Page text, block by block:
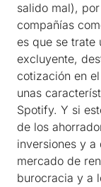
salido mal),
compañías
es que se trate
excluyente,
cotización en
unas
Spotify. Y si
de los
inversiones y a
mercado de
burocracia y a